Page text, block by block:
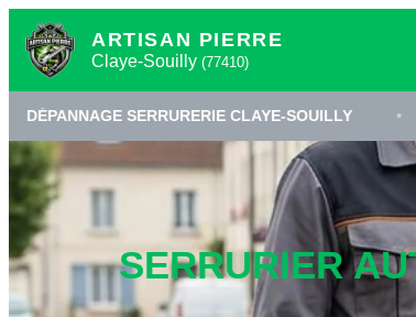
ARTISAN PIERRE
Claye-Souilly (77410)
SERRURERIE CLAYE-SOUILLY •
SERRURIER